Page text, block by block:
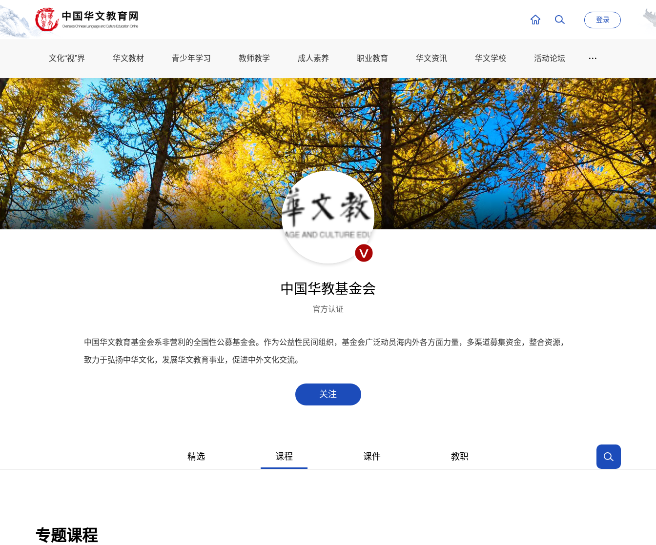
登录
文化“视”界 华文教材 青少年学习 教师教学 成人素养 职业教育 华文资讯 华文学校 活动论坛
中国华教基金会
官方认证
中国华文教育基金会系非营利的全国性公募基金会。作为公益性民间组织，基金会广泛动员海内外各方面力量，多渠道募集资金，整合资源，
致力于弘扬中华文化，发展华文教育事业，促进中外文化交流。
关注
精选 课程 课件 教职
专题课程